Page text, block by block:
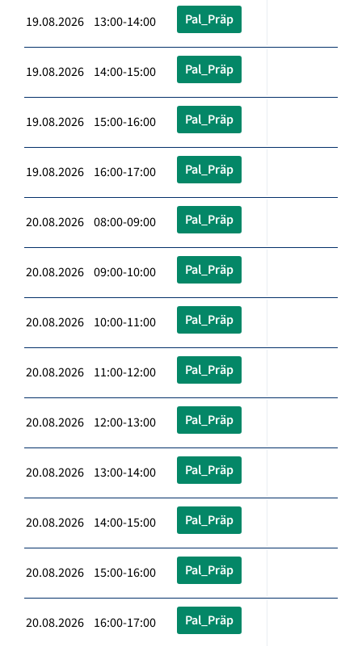
19.08.2026 13:00-14:00 Pal_Präp
19.08.2026 14:00-15:00 Pal_Präp
19.08.2026 15:00-16:00 Pal_Präp
19.08.2026 16:00-17:00 Pal_Präp
20.08.2026 08:00-09:00 Pal_Präp
20.08.2026 09:00-10:00 Pal_Präp
20.08.2026 10:00-11:00 Pal_Präp
20.08.2026 11:00-12:00 Pal_Präp
20.08.2026 12:00-13:00 Pal_Präp
20.08.2026 13:00-14:00 Pal_Präp
20.08.2026 14:00-15:00 Pal_Präp
20.08.2026 15:00-16:00 Pal_Präp
20.08.2026 16:00-17:00 Pal_Präp